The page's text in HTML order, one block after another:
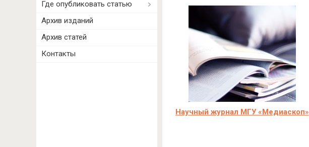
Научный журнал МГУ «Медиаскоп»
Где опубликовать статью
Архив изданий
Архив статей
Контакты